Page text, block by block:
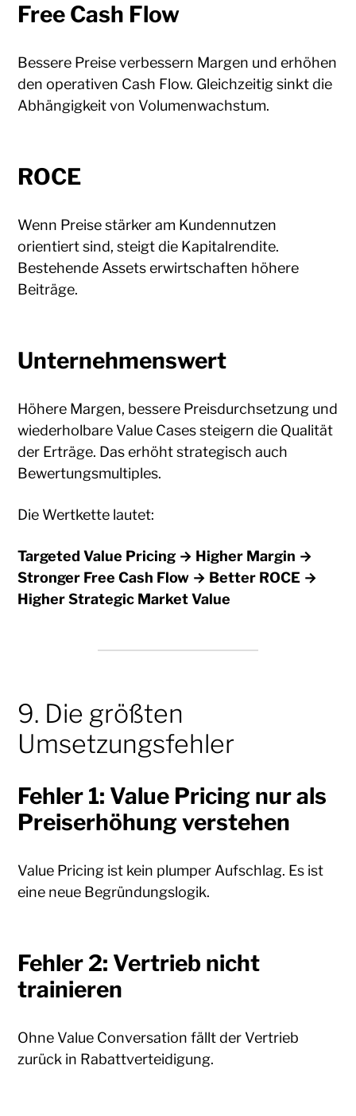
Free Cash Flow
Bessere Preise verbessern Margen und erhöhen
den operativen Cash Flow. Gleichzeitig sinkt die
Abhängigkeit von Volumenwachstum.
ROCE
Wenn Preise stärker am Kundennutzen
orientiert sind, steigt die Kapitalrendite.
Bestehende Assets erwirtschaften höhere
Beiträge.
Unternehmenswert
Höhere Margen, bessere Preisdurchsetzung und
wiederholbare Value Cases steigern die Qualität
der Erträge. Das erhöht strategisch auch
Bewertungsmultiples.
Die Wertkette lautet:
Targeted Value Pricing → Higher Margin →
Stronger Free Cash Flow → Better ROCE →
Higher Strategic Market Value
9. Die größten
Umsetzungsfehler
Fehler 1: Value Pricing nur als
Preiserhöhung verstehen
Value Pricing ist kein plumper Aufschlag. Es ist
eine neue Begründungslogik.
Fehler 2: Vertrieb nicht
trainieren
Ohne Value Conversation fällt der Vertrieb
zurück in Rabattverteidigung.